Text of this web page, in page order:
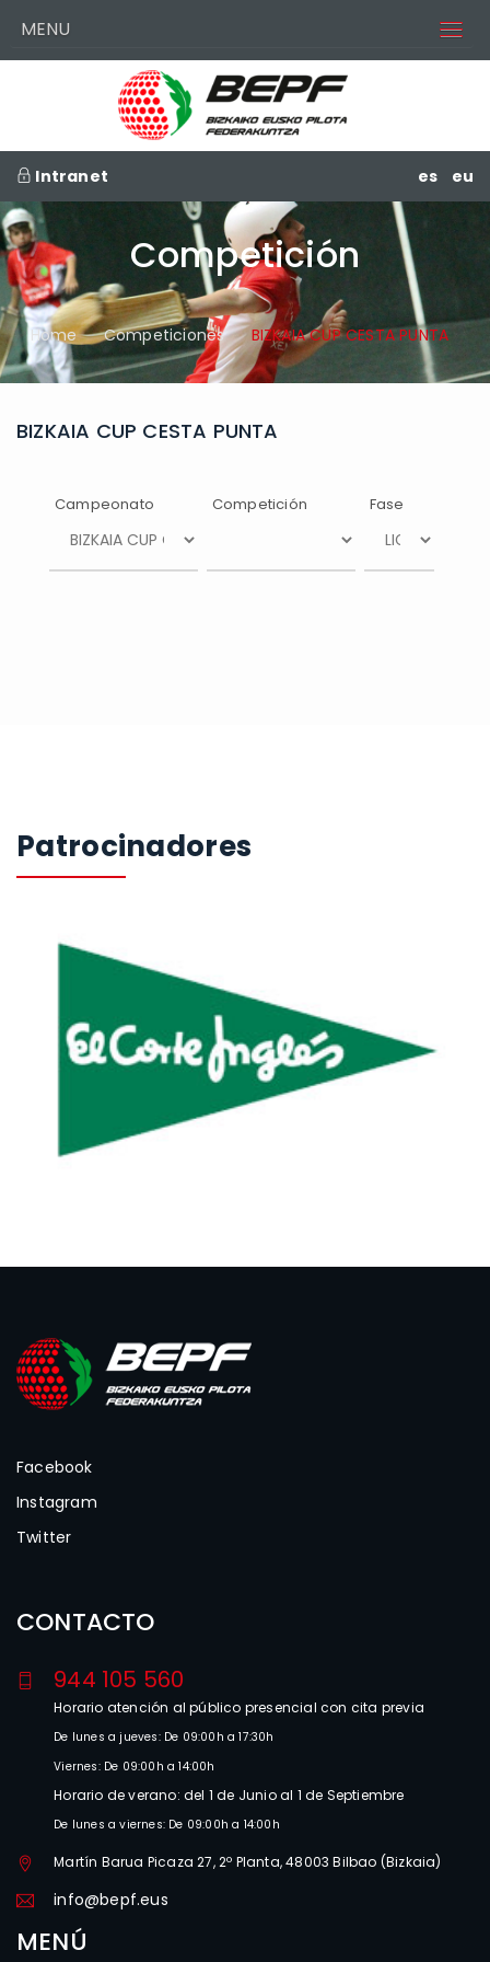
MENU
Intranet es eu
Competición
Home Competiciones BIZKAIA CUP CESTA PUNTA
BIZKAIA CUP CESTA PUNTA
Campeonato Competición Fase
Patrocinadores
Facebook
Instagram
Twitter
CONTACTO
944 105 560
Horario atención al público presencial con cita previa
De lunes a jueves: De 09:00h a 17:30h
Viernes: De 09:00h a 14:00h
Horario de verano: del 1 de Junio al 1 de Septiembre
De lunes a viernes: De 09:00h a 14:00h
Martín Barua Picaza 27, 2º Planta, 48003 Bilbao (Bizkaia)
info@bepf.eus
MENÚ